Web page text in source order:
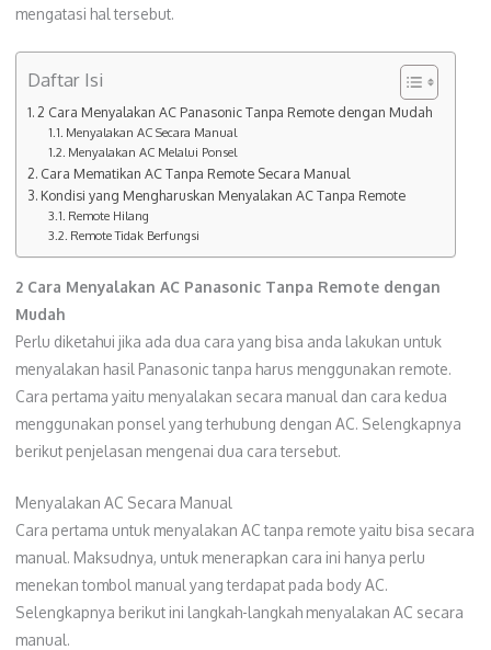
mengatasi hal tersebut.
Daftar Isi
2 Cara Menyalakan AC Panasonic Tanpa Remote dengan Mudah
Menyalakan AC Secara Manual
Menyalakan AC Melalui Ponsel
Cara Mematikan AC Tanpa Remote Secara Manual
Kondisi yang Mengharuskan Menyalakan AC Tanpa Remote
Remote Hilang
Remote Tidak Berfungsi
2 Cara Menyalakan AC Panasonic Tanpa Remote dengan
Mudah
Perlu diketahui jika ada dua cara yang bisa anda lakukan untuk
menyalakan hasil Panasonic tanpa harus menggunakan remote.
Cara pertama yaitu menyalakan secara manual dan cara kedua
menggunakan ponsel yang terhubung dengan AC. Selengkapnya
berikut penjelasan mengenai dua cara tersebut.
Menyalakan AC Secara Manual
Cara pertama untuk menyalakan AC tanpa remote yaitu bisa secara
manual. Maksudnya, untuk menerapkan cara ini hanya perlu
menekan tombol manual yang terdapat pada body AC.
Selengkapnya berikut ini langkah-langkah menyalakan AC secara
manual.